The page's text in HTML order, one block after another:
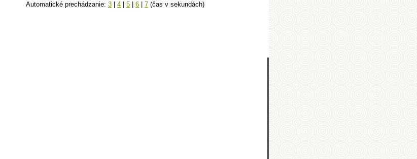
Automatické prechádzanie: 3 4 5 6 7 (čas v sekundách)